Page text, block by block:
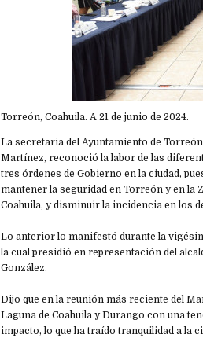
Torreón, Coahuila. A 21 de junio de 2024.
La secretaria del Ayuntamiento de
Martínez, reconoció la labor de las
tres órdenes de Gobierno en la ciudad,
mantener la seguridad en Torreón y en la
Coahuila, y disminuir la incidencia en los
Lo anterior lo manifestó durante la
la cual presidió en representación del
González.
Dijo que en la reunión más reciente del
Laguna de Coahuila y Durango con una
impacto, lo que ha traído tranquilidad a la